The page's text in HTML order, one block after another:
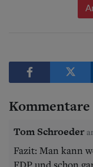
Kommentare
Tom Schroeder
Fazit: Man kann